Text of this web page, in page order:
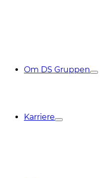
Om DS Gruppen
Karriere